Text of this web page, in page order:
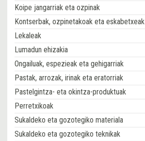
Koipe jangarriak eta ozpinak
Kontserbak, ozpinetakoak eta eskabetxeak
Lekaleak
Lumadun ehizakia
Ongailuak, espezieak eta gehigarriak
Pastak, arrozak, irinak eta eratorriak
Pastelgintza- eta okintza-produktuak
Perretxikoak
Sukaldeko eta gozotegiko materiala
Sukaldeko eta gozotegiko teknikak